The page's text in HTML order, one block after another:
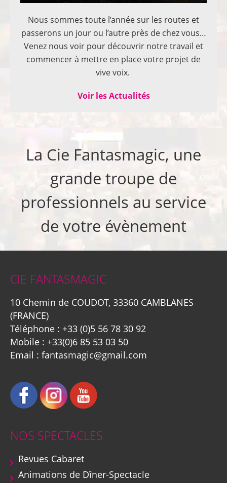
Nous sommes toute l’année sur les routes et
passerons un jour ou l’autre près de chez vous…
Venez nous voir pour découvrir notre travail et
commencer à mettre en place votre projet de
vive voix.
Voir les Actualités
La Cie Fantasmagic, une
grande troupe de
professionnels au service
de votre évènement
CIE FANTASMAGIC
10 Chemin de COUDOT, 33360 CAMBLANES
(FRANCE)
Téléphone : +33 (0)5 56 78 30 92
Mobile : +33(0)6 85 53 03 50
Email : fantasmagic@gmail.com
NOS SPECTACLES
Revues Cabaret
Animations de Dîner-Spectacle